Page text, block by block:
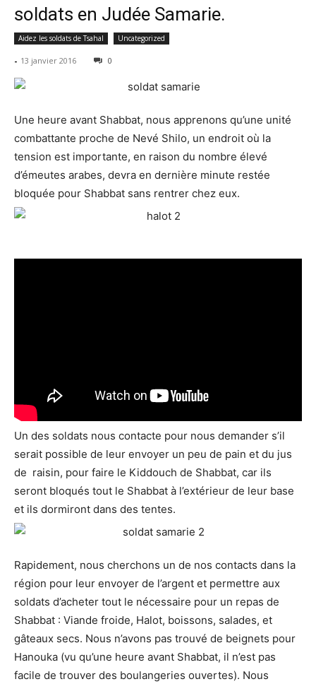
soldats en Judée Samarie.
Aidez les soldats de Tsahal Uncategorized
- 13 janvier 2016 0
Une heure avant Shabbat, nous apprenons qu’une unité
combattante proche de Nevé Shilo, un endroit où la
tension est importante, en raison du nombre élevé
d’émeutes arabes, devra en dernière minute restée
bloquée pour Shabbat sans rentrer chez eux.
Un des soldats nous contacte pour nous demander s’il
serait possible de leur envoyer un peu de pain et du jus
de raisin, pour faire le Kiddouch de Shabbat, car ils
seront bloqués tout le Shabbat à l’extérieur de leur base
et ils dormiront dans des tentes.
Rapidement, nous cherchons un de nos contacts dans la
région pour leur envoyer de l’argent et permettre aux
soldats d’acheter tout le nécessaire pour un repas de
Shabbat : Viande froide, Halot, boissons, salades, et
gâteaux secs. Nous n’avons pas trouvé de beignets pour
Hanouka (vu qu’une heure avant Shabbat, il n’est pas
facile de trouver des boulangeries ouvertes). Nous